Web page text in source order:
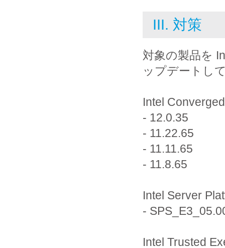
III. 対策
対象の製品を
ップデートし
Intel
- 12.0.35
- 11.22.65
- 11.11.65
- 11.8.65
Intel Server
-
Intel Trusted